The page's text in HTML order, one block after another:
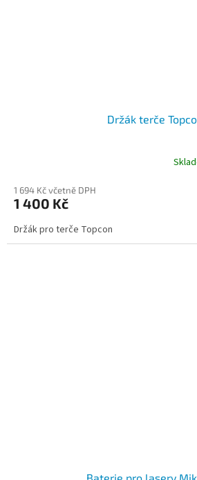
Držák terče
1 694 Kč včetně DPH
1 400 Kč
Držák pro terče Topcon